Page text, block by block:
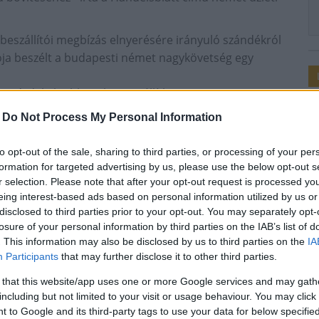
Do Not Process My Personal Information
opt-out of the sale, sharing to third parties, or processing of your
for targeted advertising by us, please use the below opt-out
selection. Please note that after your opt-out request is processed
interest-based ads based on personal information utilized by us
to third parties prior to your opt-out. You may separately
of your personal information by third parties on the IAB’s list of
This information may also be disclosed by us to third parties on the
Participants that may further disclose it to other third parties.
that this website/app uses one or more Google services and may
but not limited to your visit or usage behaviour. You may
to Google and its third-party tags to use your data for below
megbízás elnyerésére irányuló szándékról
beszélt a budapesti német nagykövetség egy
érdekelt abban, hogy szállíthassa a tervezett
üzemeltetéshez szükséges irányítási és
technológiai előnyök mellett az is a vállalat mellett
gyártó budapesti üzeme révén van "helyi
hogy a Siemens mellett a francia Alstom is